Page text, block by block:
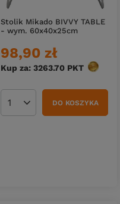
Stolik Mikado BIVVY TABLE
- wym. 60x40x25cm
98,90 zł
Kup za: 3263.70 PKT
Ilość produktówDO KOSZYKA